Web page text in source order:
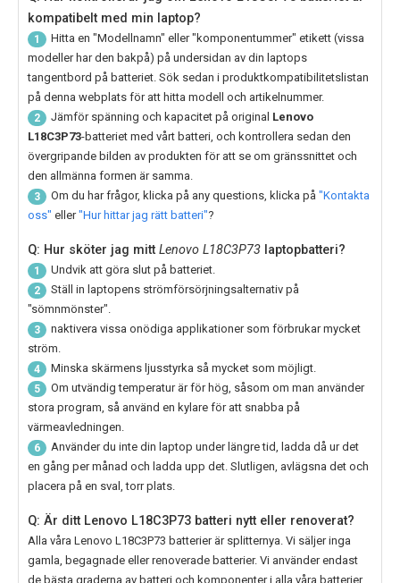
kompatibelt med min laptop?
1
Hitta en "Modellnamn" eller "komponentummer" etikett (vissa
modeller har den bakpå) på undersidan av din laptops
tangentbord på batteriet. Sök sedan i produktkompatibilitetslistan
på denna webplats för att hitta modell och artikelnummer.
2 Jämför spänning och kapacitet på original Lenovo
L18C3P73-batteriet med vårt batteri, och kontrollera sedan den
övergripande bilden av produkten för att se om gränssnittet och
den allmänna formen är samma.
3 Om du har frågor, klicka på any questions, klicka på "Kontakta
oss" eller"Hur hittar jag rätt batteri"?
Q: Hur sköter jag mitt Lenovo L18C3P73 laptopbatteri?
1 Undvik att göra slut på batteriet.
2
Ställ in laptopens strömförsörjningsalternativ på
"sömnmönster".
3
naktivera vissa onödiga applikationer som förbrukar mycket
ström.
4 Minska skärmens ljusstyrka så mycket som möjligt.
5
Om utvändig temperatur är för hög, såsom om man använder
stora program, så använd en kylare för att snabba på
värmeavledningen.
6
Använder du inte din laptop under längre tid, ladda då ur det
en gång per månad och ladda upp det. Slutligen, avlägsna det och
placera på en sval, torr plats.
Q: Är ditt Lenovo L18C3P73 batteri nytt eller renoverat?
Alla våra Lenovo L18C3P73 batterier är splitternya. Vi säljer inga
gamla, begagnade eller renoverade batterier. Vi använder endast
de bästa graderna av batteri och komponenter i alla våra batterier